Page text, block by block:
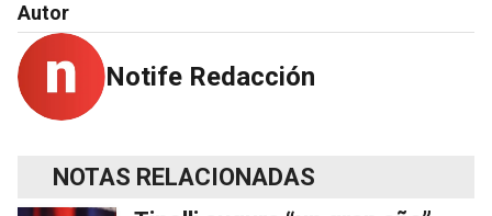
Autor
Notife Redacción
NOTAS RELACIONADAS